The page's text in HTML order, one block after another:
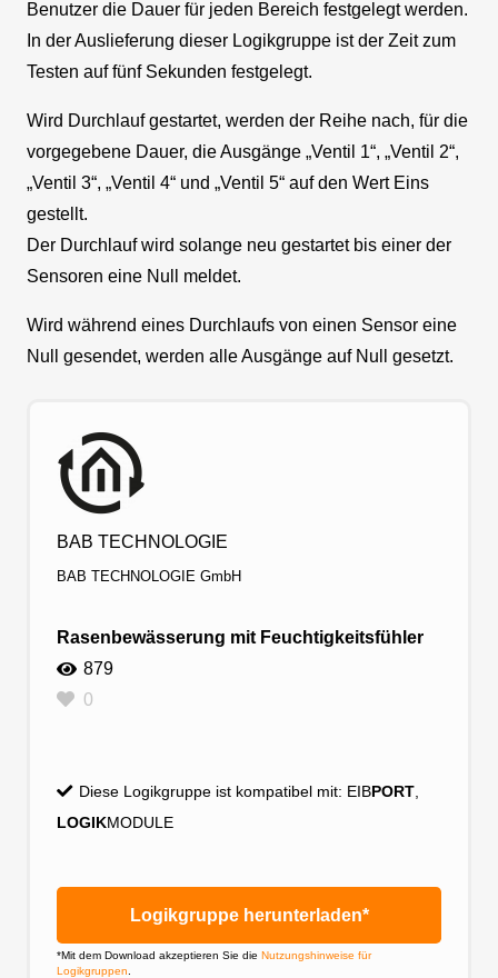
Benutzer die Dauer für jeden Bereich festgelegt werden.
In der Auslieferung dieser Logikgruppe ist der Zeit zum
Testen auf fünf Sekunden festgelegt.
Wird Durchlauf gestartet, werden der Reihe nach, für die
vorgegebene Dauer, die Ausgänge „Ventil 1“, „Ventil 2“,
„Ventil 3“, „Ventil 4“ und „Ventil 5“ auf den Wert Eins
gestellt.
Der Durchlauf wird solange neu gestartet bis einer der
Sensoren eine Null meldet.
Wird während eines Durchlaufs von einen Sensor eine
Null gesendet, werden alle Ausgänge auf Null gesetzt.
BAB TECHNOLOGIE
BAB TECHNOLOGIE GmbH
Rasenbewässerung mit Feuchtigkeitsfühler
879
0
Diese Logikgruppe ist kompatibel mit: EIBPORT,
LOGIKMODULE
Logikgruppe herunterladen*
*Mit dem Download akzeptieren Sie die Nutzungshinweise für
Logikgruppen.